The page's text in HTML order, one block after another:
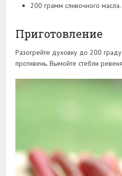
200 грамм сливочного масла.
Приготовление
Разогрейте духовку до 200
противень. Вымойте стебли